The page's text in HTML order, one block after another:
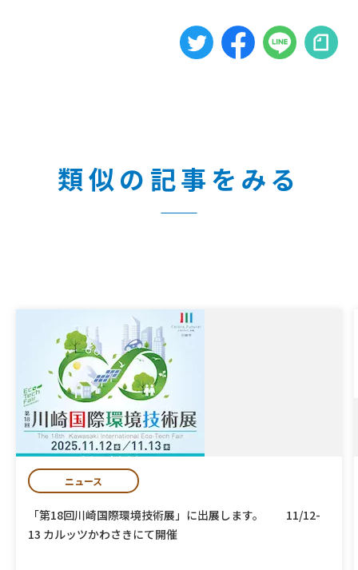
類似の記事をみる
ニュース
「第18回川崎国際環境技術展」に出展します。 11/12-
13 カルッツかわさきにて開催